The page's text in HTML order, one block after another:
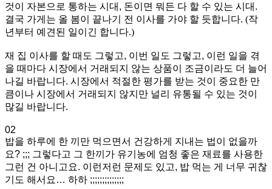
것이 자본으로 통하는 시대, 돈이면 뭐든 다 할 수 있는 시대.
결국 가게는 올 봄이 끝나기 전 이사를 가야 할 듯합니다. (작
년부터 예견된 일이긴 합니다.)
재 집 이사를 할 때도 그렇고, 이번 일도 그렇고, 이런 일을 겪
을 때마다 시장에서 거래되지 않는 상품이 조금이라도 더 늘어
나길 바랍니다. 시장에서 적절한 평가를 받는 것이 중요한 만
큼이나 시장에서 거래되지 않지만 널리 유통될 수 있는 것이
많길 바랍니다.
02
밥을 하루에 한 끼만 먹으면서 건강하게 지내는 법이 없을까
요? ;;; 그렇다고 그 한끼가 유기농에 엄청 좋은 재료를 사용한
그런 건 아니고요. 이런저런 문제도 있고, 밥 먹는 게 너무 귀찮
기도 해서요… 하하 ;;;;;;;;;;;;;;